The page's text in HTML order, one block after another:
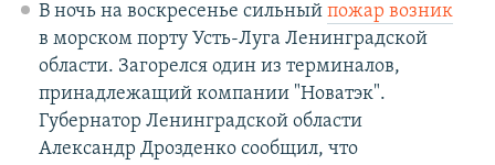
В ночь на воскресенье сильный пожар возник
в морском порту Усть-Луга Ленинградской
области. Загорелся один из терминалов,
принадлежащий компании "Новатэк".
Губернатор Ленинградской области
Александр Дрозденко сообщил, что